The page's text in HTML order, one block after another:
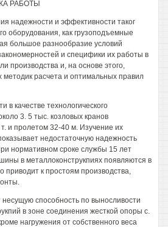
РАБОТЫ
надежности и эффективности таког
оборудования, как грузоподъемные
большое разнообразие условий
и специфики их работы в
производства и, на основе этого,
методик расчета и оптимальных правил
качестве технологического
3. 5 тыс. козловых кранов
и пролетом 32-40 м. Изучение их
недостаточную надежность
нормативном сроке службы 15 лет
в металлоконструкпиях появляются в
приводит к простоям производства,
способность по выносливости
в зоне соединения жесткой опоры с.
нагружения от собственного веса